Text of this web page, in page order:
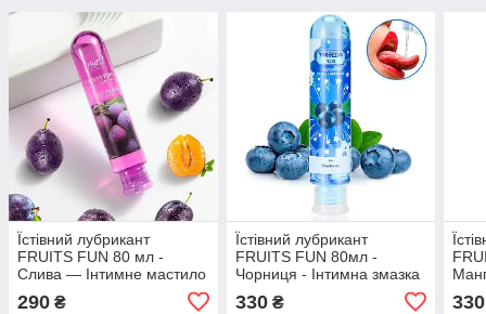
Їстівний лубрикант
FRUITS FUN 80 мл -
Слива — Інтимне мастило
290 ₴
Їстівний лубрикант
FRUITS FUN 80мл -
Чорниця - Інтимна змазка
330₴ 330